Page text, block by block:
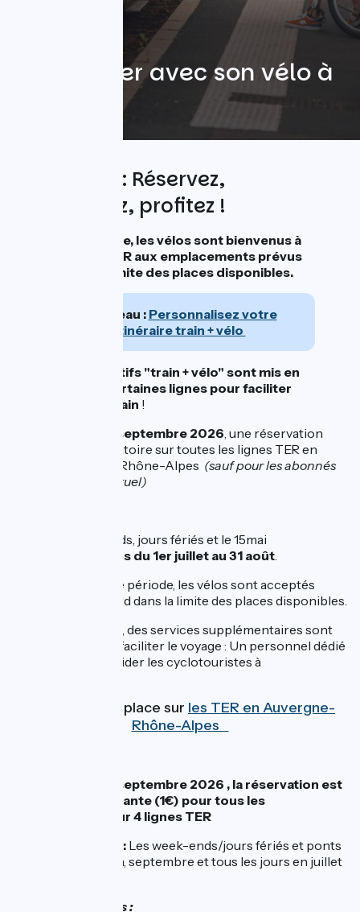
Embarquer avec son vélo à
TER + VELO : Réservez,
embarquez, profitez !
Toute l'année, les vélos sont bienvenus à
bord des TER aux emplacements prévus
et dans la limite des places disponibles.
Nouveau : Personnalisez votre
itinéraire train + vélo
Des dispositifs "train + vélo" sont mis en
place sur certaines lignes pour faciliter
l'accès au train !
Du 1er mai au 27 septembre 2026, une réservation
est obligatoire sur toutes les lignes TER en
région Auvergne-Rhône-Alpes (sauf pour les abonnés
sur leur trajet habituel)
Les week‑ends, jours fériés et le 15mai
tous les jours du 1er juillet au 31 août.
En dehors de cette période, les vélos sont acceptés
gratuitement à bord dans la limite des places disponibles.
Sur certains trains, des services supplémentaires sont
mis en place pour faciliter le voyage : Un personnel dédié
est présent pour aider les cyclotouristes à
Je réserve ma place sur les TER en Auvergne-
Rhône-Alpes
Du 1er mai au 27 septembre 2026 , la réservation est
obligatoire et payante (1€) pour tous les
cyclotouristes sur 4 lignes TER
Jours concernés : Les week-ends/jours fériés et ponts
au mois de mai, juin, septembre et tous les jours en juillet
Lignes concernées :